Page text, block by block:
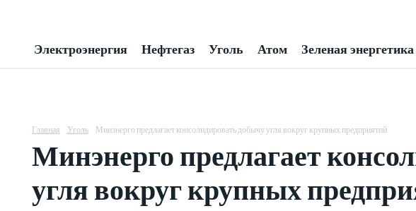
Электроэнергия Нефтегаз Уголь Атом Зеленая энергетика
Главная Уголь Минэнерго предлагает консолидировать добычу угля вокруг крупных предприятий
Минэнерго предлагает
угля вокруг крупных